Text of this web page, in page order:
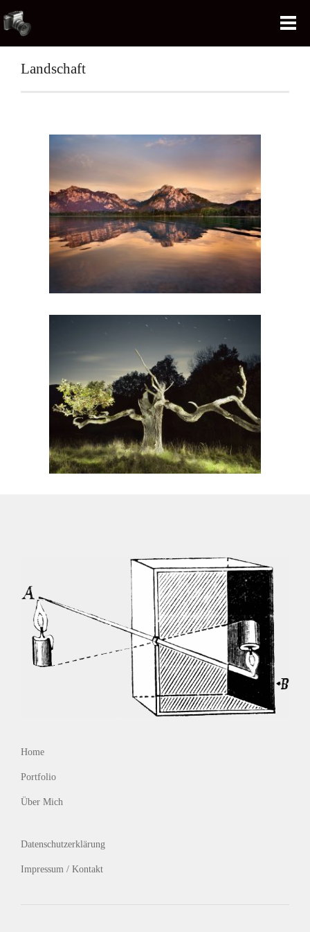
Landschaft
Home
Portfolio
Über Mich
Datenschutzerklärung
Impressum / Kontakt